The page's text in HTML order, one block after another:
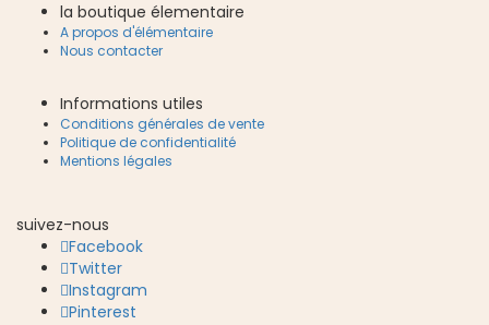
la boutique élementaire
A propos d'élémentaire
Nous contacter
Informations utiles
Conditions générales de vente
Politique de confidentialité
Mentions légales
suivez-nous
Facebook
Twitter
Instagram
Pinterest